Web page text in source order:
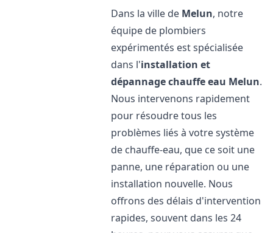
Dans la ville de Melun, notre
équipe de plombiers
expérimentés est spécialisée
dans l'installation et
dépannage chauffe eau Melun.
Nous intervenons rapidement
pour résoudre tous les
problèmes liés à votre système
de chauffe-eau, que ce soit une
panne, une réparation ou une
installation nouvelle. Nous
offrons des délais d'intervention
rapides, souvent dans les 24